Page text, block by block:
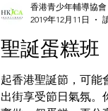
聖誕蛋糕班
起香港聖誕節，可能
出街享受節日氣氛。
香港青少年輔導協會
2019年12月11日